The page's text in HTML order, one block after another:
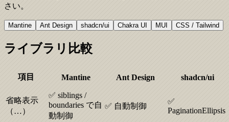
さい。
Mantine Ant Design shadcn/ui Chakra UI MUI CSS / Tailwind
ライブラリ比較
項目 Mantine Ant Design shadcn/ui
省略表示
（…）
✅ siblings /
boundaries で自
動制御
✅ 自動制御
✅
PaginationEllipsis